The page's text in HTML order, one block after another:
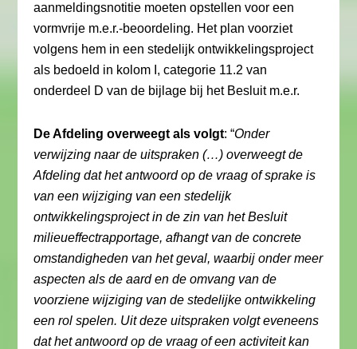
aanmeldingsnotitie moeten opstellen voor een
vormvrije m.e.r.-beoordeling. Het plan voorziet
volgens hem in een stedelijk ontwikkelingsproject
als bedoeld in kolom I, categorie 11.2 van
onderdeel D van de bijlage bij het Besluit m.e.r.
De Afdeling overweegt als volgt: “Onder
verwijzing naar de uitspraken (…) overweegt de
Afdeling dat het antwoord op de vraag of sprake is
van een wijziging van een stedelijk
ontwikkelingsproject in de zin van het Besluit
milieueffectrapportage, afhangt van de concrete
omstandigheden van het geval, waarbij onder meer
aspecten als de aard en de omvang van de
voorziene wijziging van de stedelijke ontwikkeling
een rol spelen. Uit deze uitspraken volgt eveneens
dat het antwoord op de vraag of een activiteit kan